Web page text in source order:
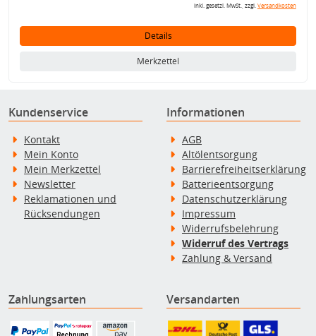
inkl. gesetzl. MwSt., zzgl.Versandkosten
Details
Merkzettel
Kundenservice
Kontakt
Mein Konto
Mein Merkzettel
Newsletter
Reklamationen und
Rücksendungen
Informationen
AGB
Altölentsorgung
Barrierefreiheitserklärung
Batterieentsorgung
Datenschutzerklärung
Impressum
Widerrufsbelehrung
Widerruf des Vertrags
Zahlung & Versand
Zahlungsarten Versandarten